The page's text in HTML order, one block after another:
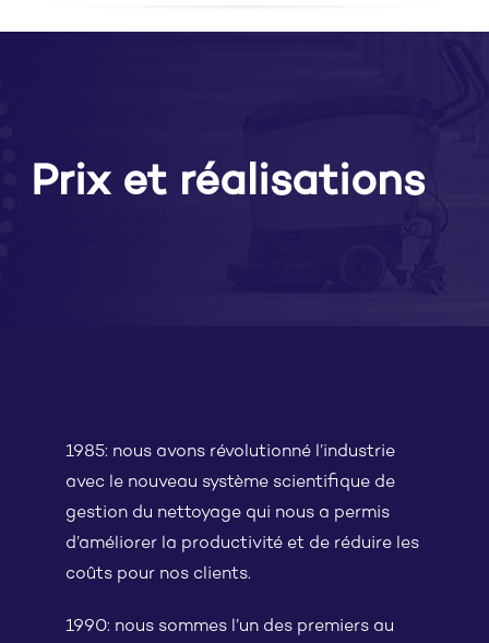
Prix et réalisations
1985: nous avons révolutionné l’industrie
avec le nouveau système scientifique de
gestion du nettoyage qui nous a permis
d’améliorer la productivité et de réduire les
coûts pour nos clients.
1990: nous sommes l’un des premiers au